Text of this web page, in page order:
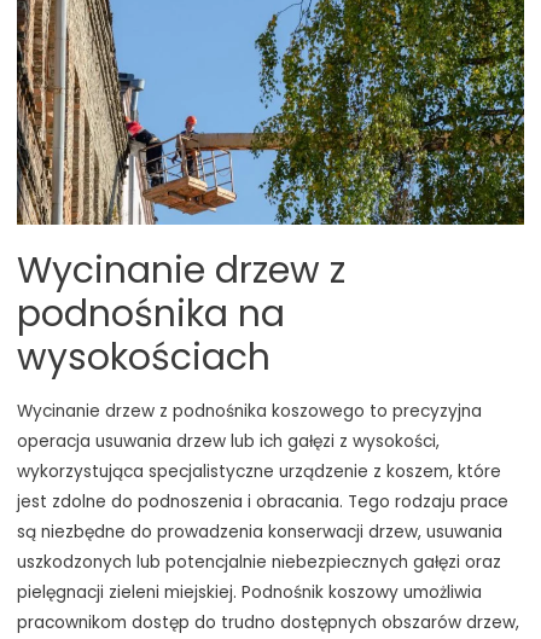
Wycinanie drzew z
podnośnika na
wysokościach
Wycinanie drzew z podnośnika koszowego to precyzyjna
operacja usuwania drzew lub ich gałęzi z wysokości,
wykorzystująca specjalistyczne urządzenie z koszem, które
jest zdolne do podnoszenia i obracania. Tego rodzaju prace
są niezbędne do prowadzenia konserwacji drzew, usuwania
uszkodzonych lub potencjalnie niebezpiecznych gałęzi oraz
pielęgnacji zieleni miejskiej. Podnośnik koszowy umożliwia
pracownikom dostęp do trudno dostępnych obszarów drzew,